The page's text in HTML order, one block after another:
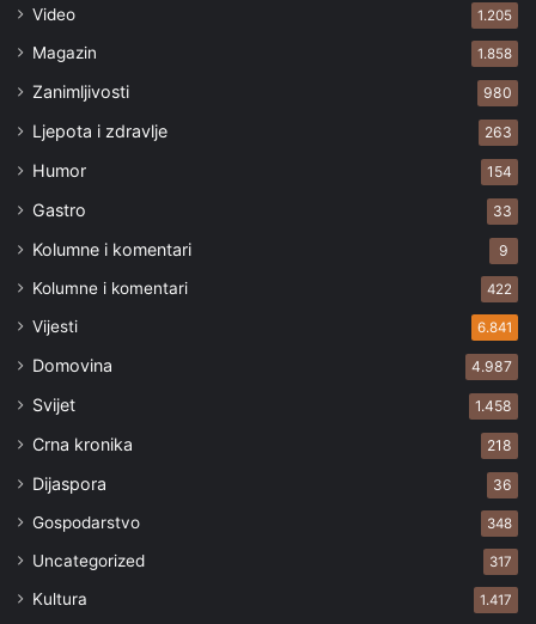
Video 1.205
Magazin 1.858
Zanimljivosti 980
Ljepota i zdravlje 263
Humor 154
Gastro 33
Kolumne i komentari 9
Kolumne i komentari 422
Vijesti 6.841
Domovina 4.987
Svijet 1.458
Crna kronika 218
Dijaspora 36
Gospodarstvo 348
Uncategorized 317
Kultura 1.417